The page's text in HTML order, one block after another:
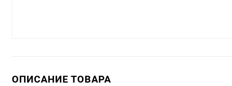
ОПИСАНИЕ ТОВАРА